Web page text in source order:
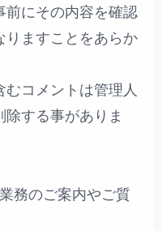
前にその内容を確認
りますことをあらか
コメントは管理人
する事がありま
務のご案内やご質